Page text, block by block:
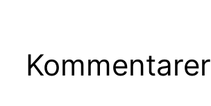
Kommentarer